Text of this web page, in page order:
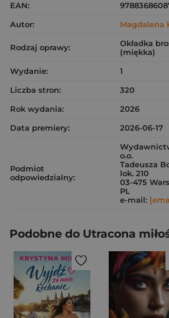
EAN:
Autor:
Magdalena
Rodzaj oprawy:
Okładka
(miękka)
Wydanie:
1
Liczba stron:
320
Rok wydania:
2026
Data premiery:
2026-06-17
Podmiot
odpowiedzialny:
o.o.
Tadeusza
lok. 210
03-475
PL
e-mail:
Podobne do Utracona